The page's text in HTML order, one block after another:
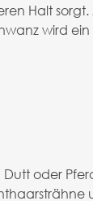
Halt
wird
oder